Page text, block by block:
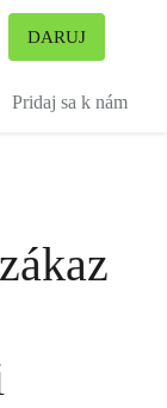
DARUJ
Pridaj sa k nám